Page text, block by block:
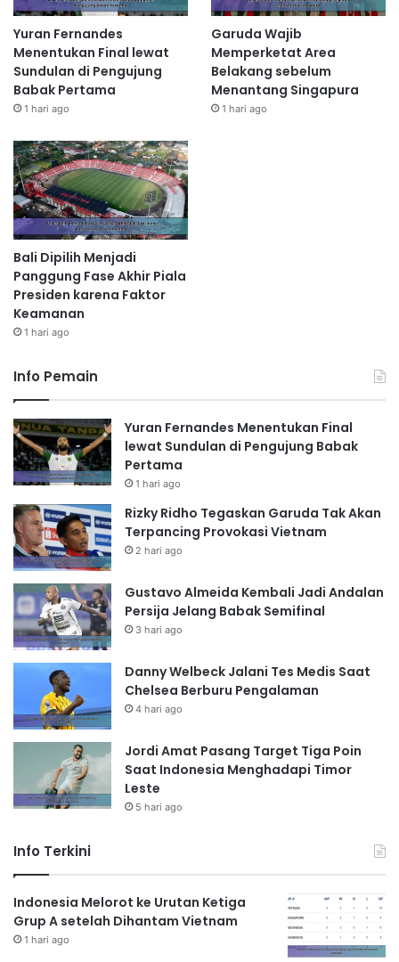
Yuran Fernandes
Menentukan Final lewat
Sundulan di Pengujung
Babak Pertama
1 hari ago
Garuda Wajib
Memperketat Area
Belakang sebelum
Menantang Singapura
1 hari ago
Bali Dipilih Menjadi
Panggung Fase Akhir Piala
Presiden karena Faktor
Keamanan
1 hari ago
Info Pemain
Yuran Fernandes Menentukan Final
lewat Sundulan di Pengujung Babak
Pertama
1 hari ago
Rizky Ridho Tegaskan Garuda Tak Akan
Terpancing Provokasi Vietnam
2 hari ago
Gustavo Almeida Kembali Jadi Andalan
Persija Jelang Babak Semifinal
3 hari ago
Danny Welbeck Jalani Tes Medis Saat
Chelsea Berburu Pengalaman
4 hari ago
Jordi Amat Pasang Target Tiga Poin
Saat Indonesia Menghadapi Timor
Leste
5 hari ago
Info Terkini
Indonesia Melorot ke Urutan Ketiga
Grup A setelah Dihantam Vietnam
1 hari ago